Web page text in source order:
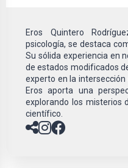
Eros Quintero
psicología, se destaca
Su sólida experiencia en
de estados modificados
experto en la
Eros aporta una
explorando los misterios
científico.